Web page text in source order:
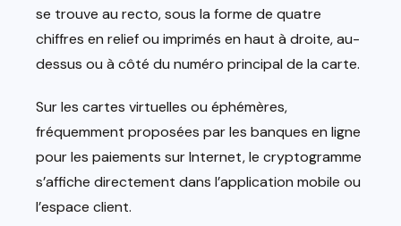
se trouve au recto, sous la forme de quatre
chiffres en relief ou imprimés en haut à droite, au-
dessus ou à côté du numéro principal de la carte.
Sur les cartes virtuelles ou éphémères,
fréquemment proposées par les banques en ligne
pour les paiements sur Internet, le cryptogramme
s’affiche directement dans l’application mobile ou
l’espace client.